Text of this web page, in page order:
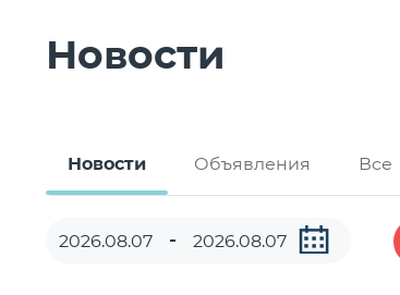
Новости
Новости Объявления Все